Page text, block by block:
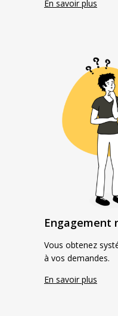
En savoir plus
Engagement
Vous obtenez
à vos demandes.
En savoir plus